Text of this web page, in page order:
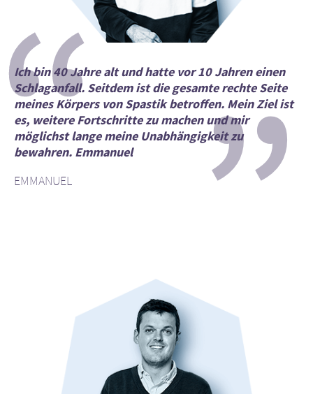
Ich bin 40 Jahre alt und hatte vor 10 Jahren einen
Schlaganfall. Seitdem ist die gesamte rechte Seite
meines Körpers von Spastik betroffen. Mein Ziel ist
es, weitere Fortschritte zu machen und mir
möglichst lange meine Unabhängigkeit zu
bewahren. Emmanuel
EMMANUEL
”